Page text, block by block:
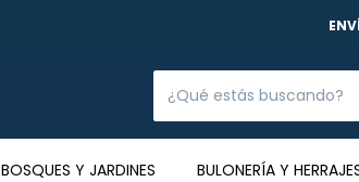
BOSQUES Y JARDINES BULONERÍA Y